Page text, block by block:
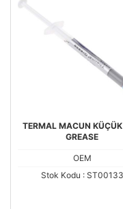
TERMAL MACUN
GREASE
OEM
Stok Kodu : ST00133